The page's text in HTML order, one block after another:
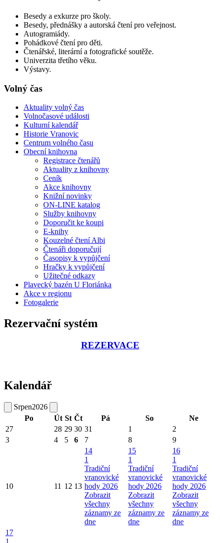
Besedy a exkurze pro školy.
Besedy, přednášky a autorská čtení pro veřejnost.
Autogramiády.
Pohádkové čtení pro děti.
Čtenářské, literární a fotografické soutěže.
Univerzita třetího věku.
Výstavy.
Volný čas
Aktuality volný čas
Volnočasové události
Kulturní kalendář
Historie Vranovic
Centrum volného času
Obecní knihovna
Registrace čtenářů
Aktuality z knihovny
Ceník
Akce knihovny
Knižní novinky
ON-LINE katalog
Služby knihovny
Doporučit ke koupi
E-knihy
Kouzelné čtení Albi
Čtenáři doporučují
Časopisy k vypůjčení
Hračky k vypůjčení
Užitečné odkazy
Plavecký bazén U Floriánka
Akce v regionu
Fotogalerie
Rezervační systém
REZERVACE
Kalendář
Srpen2026
Po
Út St Čt Pá So
Ne
27
28 29 30 31 1
2
3
4 5 6 7 8 9
10 11 12 13
14
1
Tradiční
vranovické
hody 2026
Zobrazit
všechny
záznamy ze
dne
15
1
Tradiční
vranovické
hody 2026
Zobrazit
všechny
záznamy ze
dne
16
1
Tradiční
vranovické
hody 2026
Zobrazit
všechny
záznamy ze
dne
17
1